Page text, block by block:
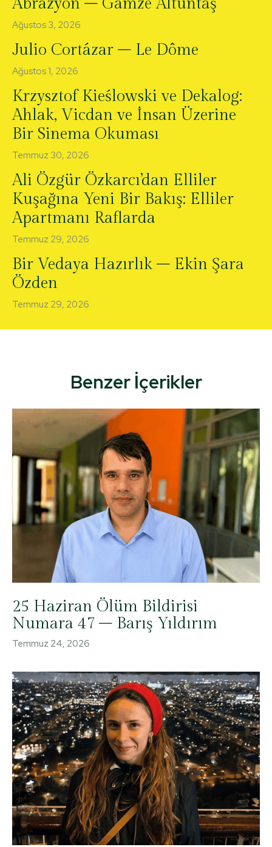
Abrazyon – Gamze Altuntaş
Ağustos 3, 2026
Julio Cortázar – Le Dôme
Ağustos 1, 2026
Krzysztof Kieślowski ve Dekalog:
Ahlak, Vicdan ve İnsan Üzerine
Bir Sinema Okuması
Temmuz 30, 2026
Ali Özgür Özkarcı’dan Elliler
Kuşağına Yeni Bir Bakış: Elliler
Apartmanı Raflarda
Temmuz 29, 2026
Bir Vedaya Hazırlık – Ekin Şara
Özden
Temmuz 29, 2026
Benzer İçerikler
25 Haziran Ölüm Bildirisi
Numara 47 – Barış Yıldırım
Temmuz 24, 2026